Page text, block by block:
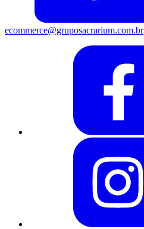
ecommerce@gruposacrarium.com.br